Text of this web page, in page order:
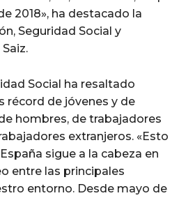
2018», ha destacado la
Seguridad Social y
Social ha resaltado
récord de jóvenes y de
hombres, de trabajadores
extranjeros. «Esto
sigue a la cabeza en
entre las principales
entorno. Desde mayo de